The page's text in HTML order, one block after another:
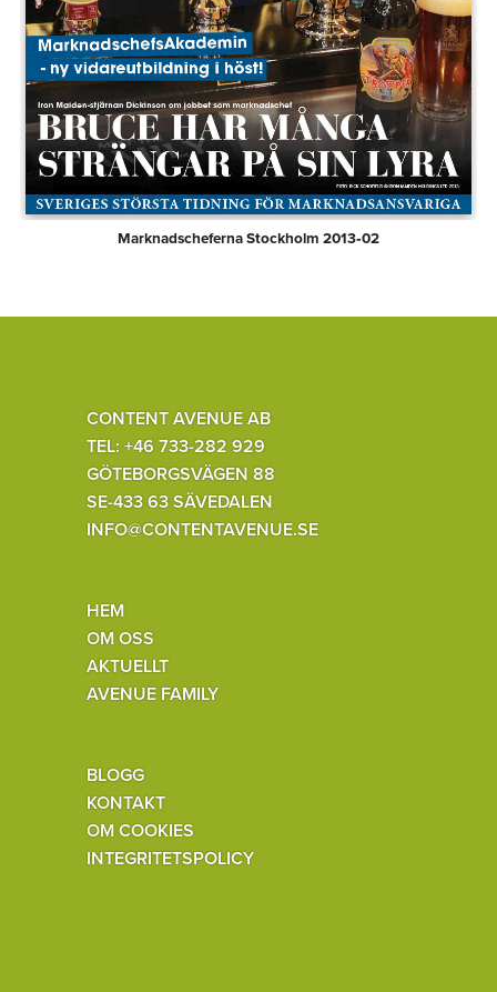
Marknadscheferna Stockholm 2013‑02
CONTENT AVENUE AB
TEL: +46 733-282 929
GÖTEBORGSVÄGEN 88
SE-433 63 SÄVEDALEN
INFO@CONTENTAVENUE.SE
HEM
OM OSS
AKTUELLT
AVENUE FAMILY
BLOGG
KONTAKT
OM COOKIES
INTEGRITETSPOLICY